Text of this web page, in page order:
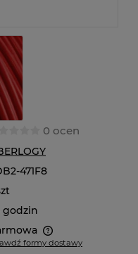
0 ocen
471F8
godzin
kosztów płatności
formy dostawy